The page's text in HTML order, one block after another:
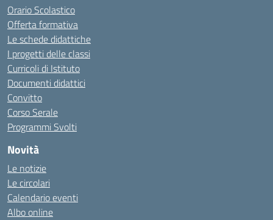
Orario Scolastico
Offerta formativa
Le schede didattiche
I progetti delle classi
Curricoli di Istituto
Documenti didattici
Convitto
Corso Serale
Programmi Svolti
Novità
Le notizie
Le circolari
Calendario eventi
Albo online